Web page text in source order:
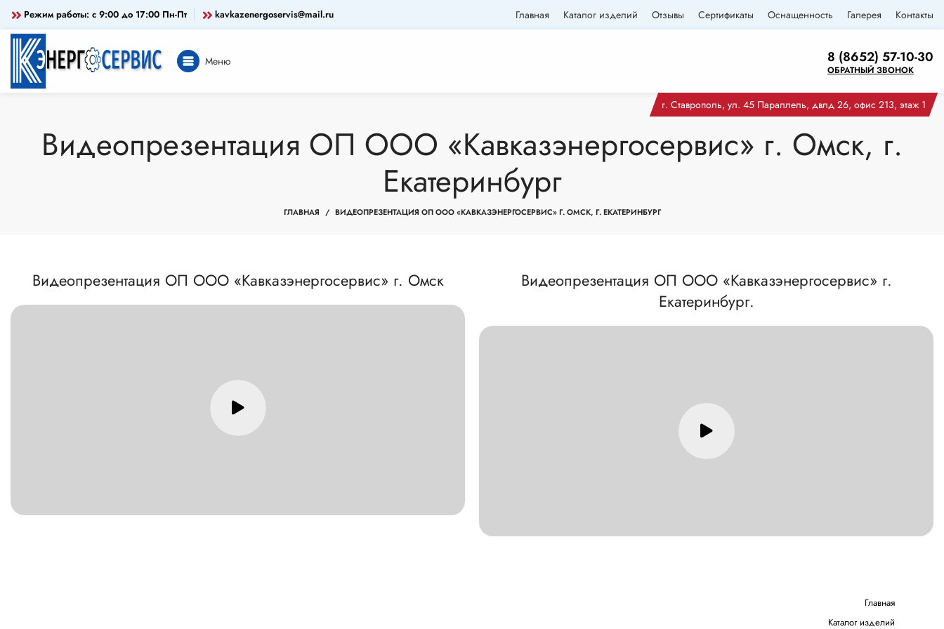
Режим работы: c 9:00 до 17:00 Пн-Пт kavkazenergoservis@mail.ru Главная Каталог изделий Отзывы Сертификаты Оснащенность Галерея Контакты
Меню 8 (8652) 57-10-30
ОБРАТНЫЙ ЗВОНОК
г. Ставрополь, ул. 45 Параллель, двлд 26, офис 213, этаж 1
Видеопрезентация ОП ООО «Кавказэнергосервис» г. Омск, г.
Екатеринбург
ГЛАВНАЯ ВИДЕОПРЕЗЕНТАЦИЯ ОП ООО «КАВКАЗЭНЕРГОСЕРВИС» Г. ОМСК, Г. ЕКАТЕРИНБУРГ
Видеопрезентация ОП ООО «Кавказэнергосервис» г. Омск
Видеопрезентация ОП ООО «Кавказэнергосервис» г.
Екатеринбург.
Главная
Каталог изделий